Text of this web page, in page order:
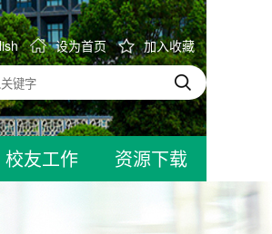
设为首页 加入收藏
校友工作 资源下载